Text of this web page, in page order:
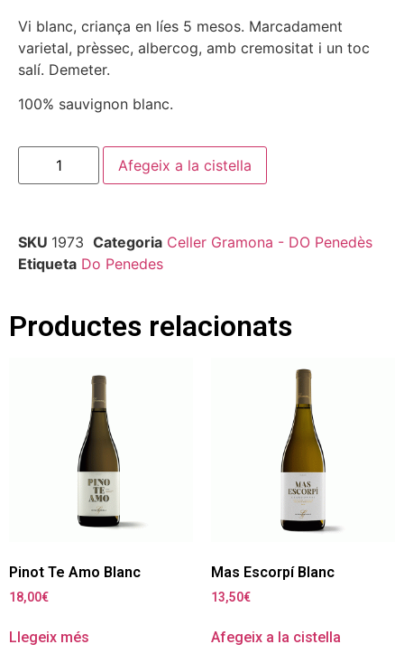
Vi blanc, criança en líes 5 mesos. Marcadament
varietal, prèssec, albercog, amb cremositat i un toc
salí. Demeter.
100% sauvignon blanc.
Afegeix a la cistella
SKU 1973 Categoria Celler Gramona - DO Penedès
Etiqueta Do Penedes
Productes relacionats
Pinot Te Amo Blanc
18,00€
Llegeix més
Mas Escorpí Blanc
13,50€
Afegeix a la cistella